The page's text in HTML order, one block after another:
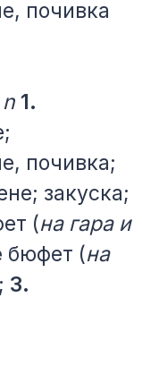
почивка
n 1.
почивка;
закуска;
(на гара и
бюфет (на
3.